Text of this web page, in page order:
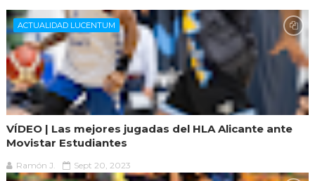
ACTUALIDAD LUCENTUM
VÍDEO | Las mejores jugadas del HLA Alicante ante
Movistar Estudiantes
Ramón J. Sept 20, 2023